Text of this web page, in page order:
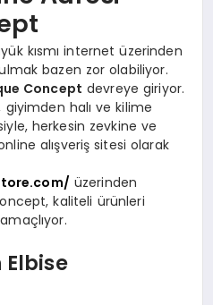
kısmı internet üzerinden
bazen zor olabiliyor.
Concept devreye giriyor.
halı ve kilime
herkesin zevkine ve
alışveriş sitesi olarak
üzerinden
kaliteli ürünleri